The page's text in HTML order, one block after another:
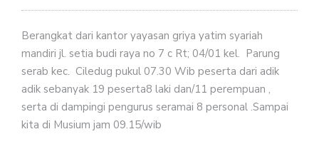
Berangkat dari kantor yayasan griya yatim syariah
mandiri jl. setia budi raya no 7 c Rt; 04/01 kel. Parung
serab kec. Ciledug pukul 07.30 Wib peserta dari adik
adik sebanyak 19 peserta8 laki dan/11 perempuan ,
serta di dampingi pengurus seramai 8 personal .Sampai
kita di Musium jam 09.15/wib